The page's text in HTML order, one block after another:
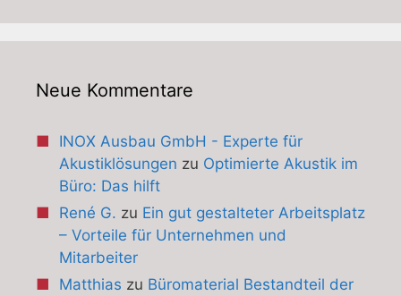
Neue Kommentare
INOX Ausbau GmbH - Experte für
Akustiklösungen zu Optimierte Akustik im
Büro: Das hilft
René G. zu Ein gut gestalteter Arbeitsplatz
– Vorteile für Unternehmen und
Mitarbeiter
Matthias zu Büromaterial Bestandteil der